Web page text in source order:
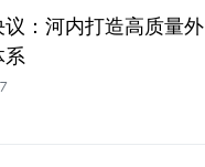
：河内打造高质量外
系